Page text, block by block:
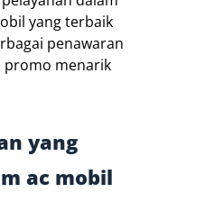
yang terbaik
penawaran
promo menarik
yang
ac mobil